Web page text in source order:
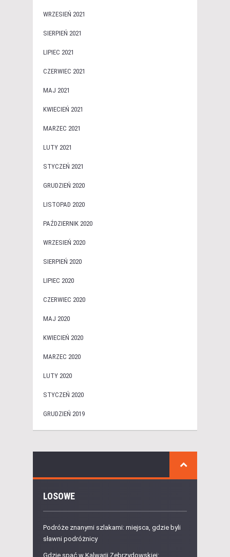
WRZESIEŃ 2021
SIERPIEŃ 2021
LIPIEC 2021
CZERWIEC 2021
MAJ 2021
KWIECIEŃ 2021
MARZEC 2021
LUTY 2021
STYCZEŃ 2021
GRUDZIEŃ 2020
LISTOPAD 2020
PAŹDZIERNIK 2020
WRZESIEŃ 2020
SIERPIEŃ 2020
LIPIEC 2020
CZERWIEC 2020
MAJ 2020
KWIECIEŃ 2020
MARZEC 2020
LUTY 2020
STYCZEŃ 2020
GRUDZIEŃ 2019
LOSOWE
Podróże znanymi szlakami: miejsca, gdzie byli
sławni podróżnicy
Gdzie spać w Kalwarii Zebrzydowskiej: